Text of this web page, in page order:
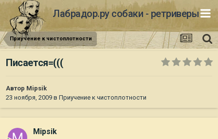
Лабрадор.ру собаки - ретриверы
Приучение к чистоплотности
Писается=(((
Автор Mipsik
23 ноября, 2009 в Приучение к чистоплотности
Mipsik